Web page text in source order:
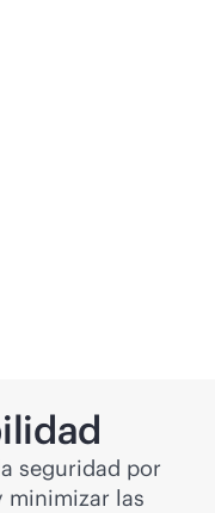
seguridad por
minimizar las